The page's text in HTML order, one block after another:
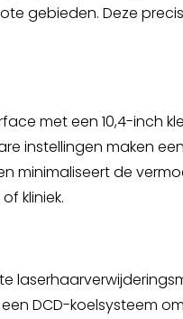
gebieden. Deze
met een 10,4-inch
instellingen maken
de
kliniek.
DCD-koelsysteem